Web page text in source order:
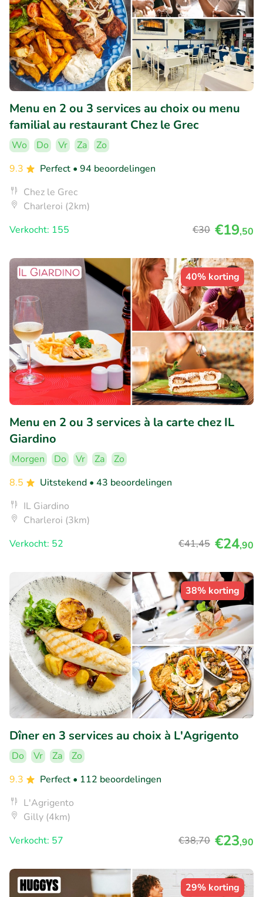
Menu en 2 ou 3 services au choix ou menu
familial au restaurant Chez le Grec
Wo Do Vr Za
Zo
9.3
Perfect • 94 beoordelingen
Chez le Grec
Charleroi (2km)
Verkocht: 155
€30 €19,50
40% korting
Menu en 2 ou 3 services à la carte chez IL
Giardino
Morgen Do Vr Za
Zo
8.5
Uitstekend • 43 beoordelingen
IL Giardino
Charleroi (3km)
Verkocht: 52
€41,45 €24,90
38% korting
Dîner en 3 services au choix à L'Agrigento
Do Vr Za
Zo
9.3
Perfect • 112 beoordelingen
L'Agrigento
Gilly (4km)
Verkocht: 57
€38,70 €23,90
29% korting